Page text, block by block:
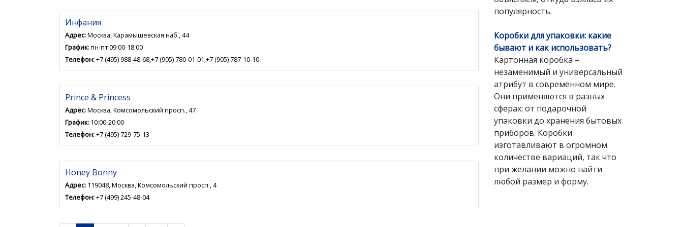
Инфания
Адрес:Москва, Карамышевская наб., 44
График:пн-пт 09:00-18:00
Телефон:+7 (495) 988-48-68,+7 (905) 780-01-01,+7 (905) 787-10-10
Prince & Princess
Адрес:Москва, Комсомольский просп., 47
График: 10:00-20:00
Телефон:+7 (495) 729-75-13
Honey Bonny
Адрес: 119048, Москва, Комсомольский просп., 4
Телефон:+7 (499) 245-48-04
популярность.
Коробки для упаковки: какие
бывают и как использовать?
Картонная коробка –
незаменимый и универсальный
атрибут в современном мире.
Они применяются в разных
сферах: от подарочной
упаковки до хранения бытовых
приборов. Коробки
изготавливают в огромном
количестве вариаций, так что
при желании можно найти
любой размер и форму.